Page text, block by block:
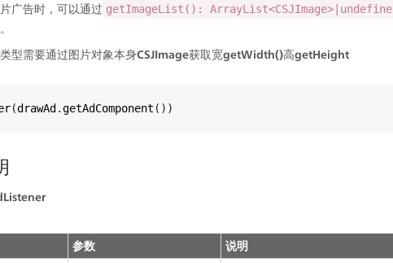
片广告时，可以通过 getImageList(): ArrayList<CSJImage>|undefine
型需要通过图片对象本身CSJImage获取宽getWidth()高getHeight
(drawAd .getAdComponent ())
参数
说明